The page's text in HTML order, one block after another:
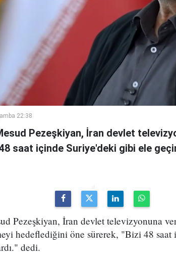
22:38
Pezeşkiyan, İran devlet
saat içinde Suriye'deki gibi ele
Pezeşkiyan, İran devlet televizyonuna
hedeflediğini öne sürerek, "Bizi 48 saat
dedi.